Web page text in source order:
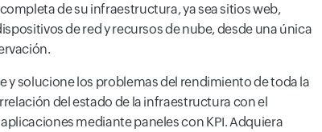
de su infraestructura, ya sea sitios web,
de red y recursos de nube, desde una única
y solucione los problemas del rendimiento de toda la
del estado de la infraestructura con el
mediante paneles con KPI. Adquiera